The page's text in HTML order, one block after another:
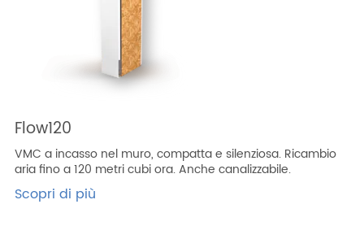
Flow120
VMC a incasso nel muro, compatta e silenziosa. Ricambio
aria fino a 120 metri cubi ora. Anche canalizzabile.
Scopri di più